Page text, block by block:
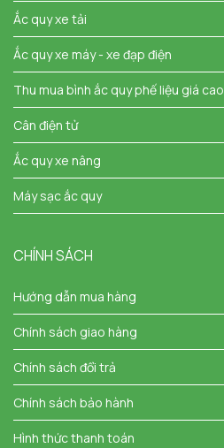
Ắc quy xe tải
Ắc quy xe máy - xe đạp điện
Thu mua bình ắc quy phế liệu giá cao
Cân điện tử
Ắc quy xe nâng
Máy sạc ắc quy
CHÍNH SÁCH
Hướng dẫn mua hàng
Chính sách giao hàng
Chính sách đổi trả
Chính sách bảo hành
Hình thức thanh toán